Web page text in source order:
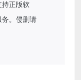
持正版软
务。侵删请